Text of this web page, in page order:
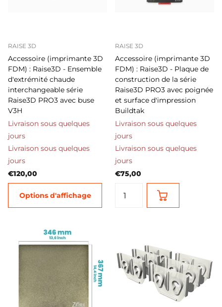
RAISE 3D
Accessoire (imprimante 3D
FDM) : Raise3D - Ensemble
d'extrémité chaude
interchangeable série
Raise3D PRO3 avec buse
V3H
Livraison sous quelques
jours
Livraison sous quelques
jours
€120,00
Options d'affichage
RAISE 3D
Accessoire (imprimante 3D
FDM) : Raise3D - Plaque de
construction de la série
Raise3D PRO3 avec poignée
et surface d'impression
Buildtak
Livraison sous quelques
jours
Livraison sous quelques
jours
€75,00